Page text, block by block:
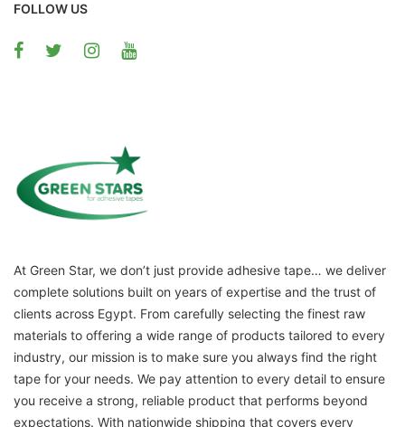
FOLLOW US
At Green Star, we don’t just provide adhesive tape… we deliver
complete solutions built on years of expertise and the trust of
clients across Egypt. From carefully selecting the finest raw
materials to offering a wide range of products tailored to every
industry, our mission is to make sure you always find the right
tape for your needs. We pay attention to every detail to ensure
you receive a strong, reliable product that performs beyond
expectations. With nationwide shipping that covers every